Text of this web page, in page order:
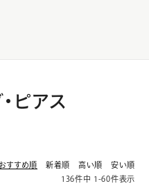
トキャンペーン開催中
ピアス
おすすめ順 新着順 高い順
安い順
136件中 1 -60件表示